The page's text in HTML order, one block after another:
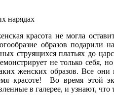
нарядах
красота не могла
образов подарили
струящихся платьях до
не только себя,
женских образов. Все
красоте! Во время этой
в галерее, и узнают,